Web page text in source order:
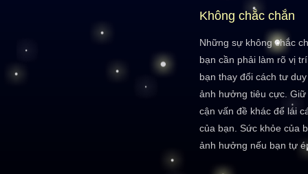
Không chắc chắn
Những sự không chắc
bạn cần phải làm rõ vị
bạn thay đổi cách tư
ảnh hưởng tiêu cực.
cận vấn đề khác để lái
của bạn. Sức khỏe của
ảnh hưởng nếu bạn tự